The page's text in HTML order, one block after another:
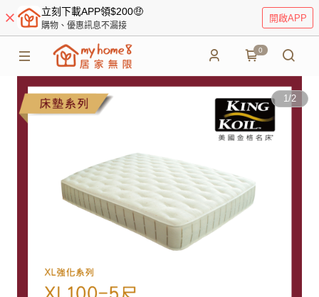
立刻下載APP領$200🤑
購物、優惠訊息不漏接
開啟APP
0
1/2